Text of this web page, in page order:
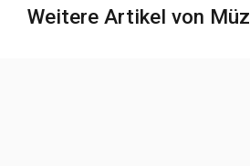
Weitere Artikel von Müz